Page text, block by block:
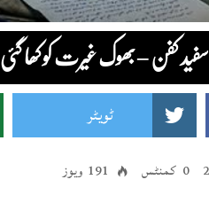
سفید کفن – بھوک غیرت کو کھا گئی
ٹویٹر
0 کمنٹس 191 ویوز